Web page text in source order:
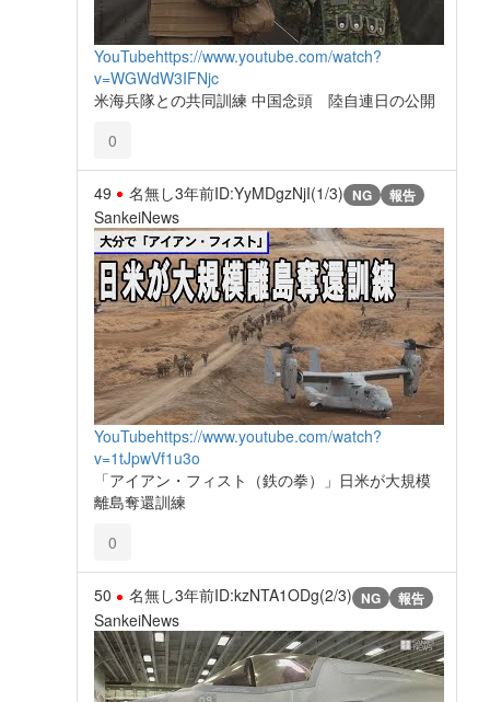
YouTubehttps://www.youtube.com/watch?
v=WGWdW3IFNjc
米海兵隊との共同訓練 中国念頭 陸自連日の公開
0
49 名無し3年前ID:YyMDgzNjI(1/3) NG 報告
SankeiNews
YouTubehttps://www.youtube.com/watch?
v=1tJpwVf1u3o
「アイアン・フィスト（鉄の拳）」日米が大規模
離島奪還訓練
0
50 名無し3年前ID:kzNTA1ODg(2/3) NG 報告
SankeiNews